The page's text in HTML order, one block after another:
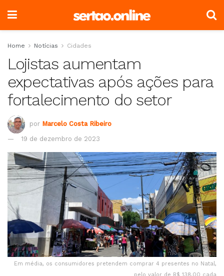
Home Notícias Cidades
Lojistas aumentam
expectativas após ações para
fortalecimento do setor
por Marcelo Costa Ribeiro
19 de dezembro de 2023
Em média, os consumidores pretendem comprar 4 presentes no Natal,